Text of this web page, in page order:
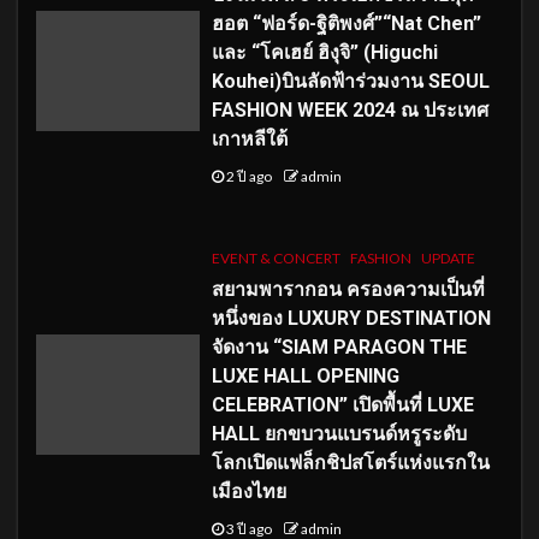
ฮอต “ฟอร์ด-ฐิติพงศ์”“Nat Chen”
และ “โคเฮย์ ฮิงุจิ” (Higuchi
Kouhei)บินลัดฟ้าร่วมงาน SEOUL
FASHION WEEK 2024 ณ ประเทศ
เกาหลีใต้
2 ปี ago admin
EVENT & CONCERT FASHION UPDATE
สยามพารากอน ครองความเป็นที่
หนึ่งของ LUXURY DESTINATION
จัดงาน “SIAM PARAGON THE
LUXE HALL OPENING
CELEBRATION” เปิดพื้นที่ LUXE
HALL ยกขบวนแบรนด์หรูระดับ
โลกเปิดแฟล็กชิปสโตร์แห่งแรกใน
เมืองไทย
3 ปี ago admin